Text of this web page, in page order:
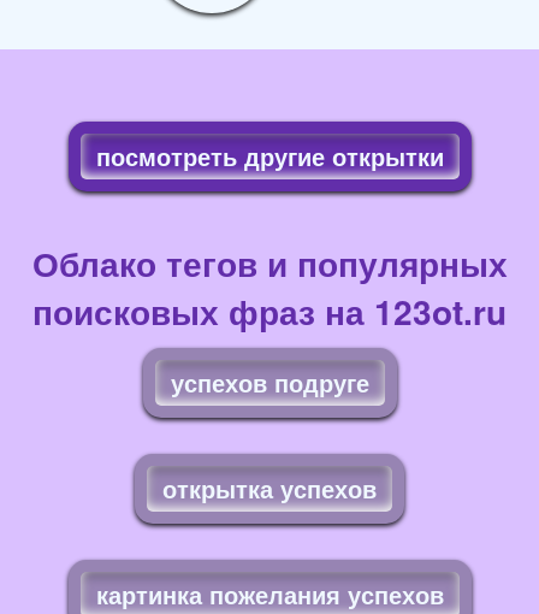
посмотреть другие открытки
Облако тегов и популярных
поисковых фраз на 123ot.ru
успехов подруге
открытка успехов
картинка пожелания успехов